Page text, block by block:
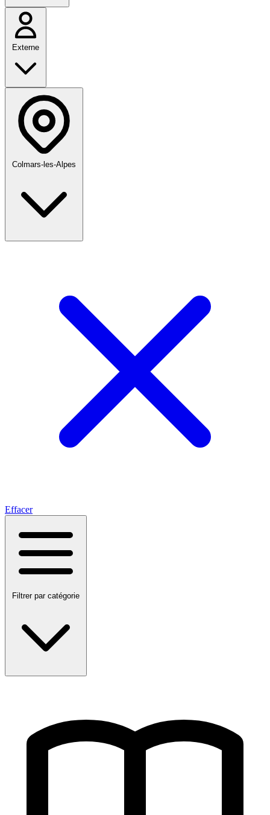
Externe
Colmars-les-Alpes
Effacer
Filtrer par catégorie